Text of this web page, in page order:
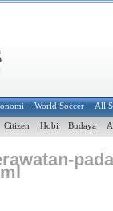
World Soccer All
Citizen Hobi Budaya